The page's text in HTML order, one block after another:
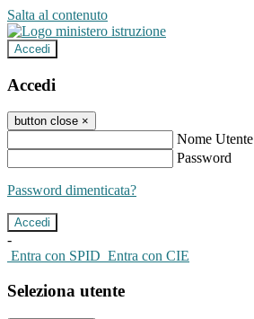
Salta al contenuto
Accedi
Accedi
button close ×
Nome Utente
Password
Password dimenticata?
-
Entra con SPID Entra con CIE
Seleziona utente